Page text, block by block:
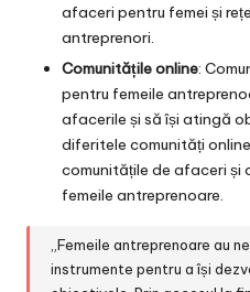
afaceri pentru femei și
antreprenori.
Comunitățile online:
pentru femeile
afacerile și să își atingă
diferitele comunități
comunitățile de afaceri și
femeile antreprenoare.
„Femeile antreprenoare au
instrumente pentru a își